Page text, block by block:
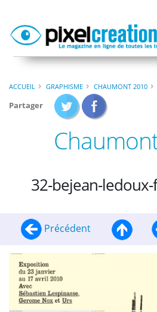
ACCUEIL GRAPHISME CHAUMONT 2010
Partager
32-bejean-
Précédent